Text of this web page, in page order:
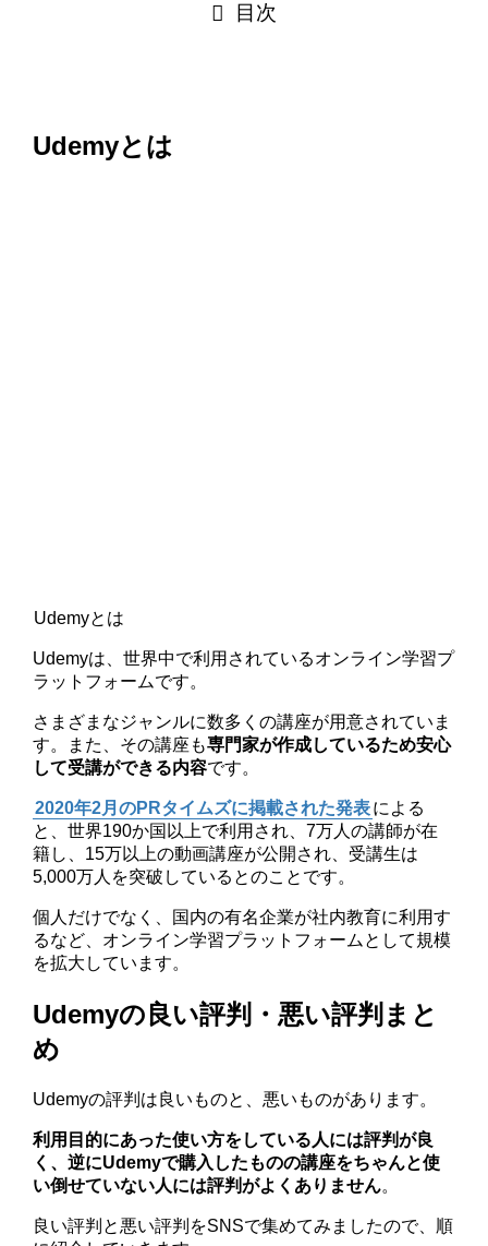
目次
Udemyとは
Udemyとは
Udemyは、世界中で利用されているオンライン学習プ
ラットフォームです。
さまざまなジャンルに数多くの講座が用意されていま
す。また、その講座も専門家が作成しているため安心
して受講ができる内容です。
2020年2月のPRタイムズに掲載された発表による
と、世界190か国以上で利用され、7万人の講師が在
籍し、15万以上の動画講座が公開され、受講生は
5,000万人を突破しているとのことです。
個人だけでなく、国内の有名企業が社内教育に利用す
るなど、オンライン学習プラットフォームとして規模
を拡大しています。
Udemyの良い評判・悪い評判まと
め
Udemyの評判は良いものと、悪いものがあります。
利用目的にあった使い方をしている人には評判が良
く、逆にUdemyで購入したものの講座をちゃんと使
い倒せていない人には評判がよくありません。
良い評判と悪い評判をSNSで集めてみましたので、順